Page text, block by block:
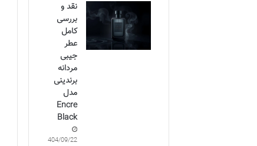
نقد و
بررسی
کامل
عطر
جیبی
مردانه
برندینی
مدل
Encre
Black
1404/09/22